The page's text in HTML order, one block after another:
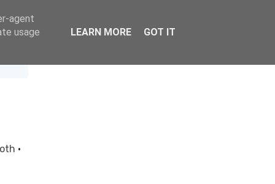
·
agent
usage
LEARN MORE GOT IT